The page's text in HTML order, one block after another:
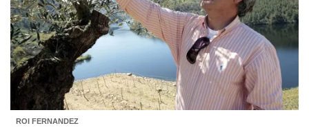
ROI FERNANDEZ